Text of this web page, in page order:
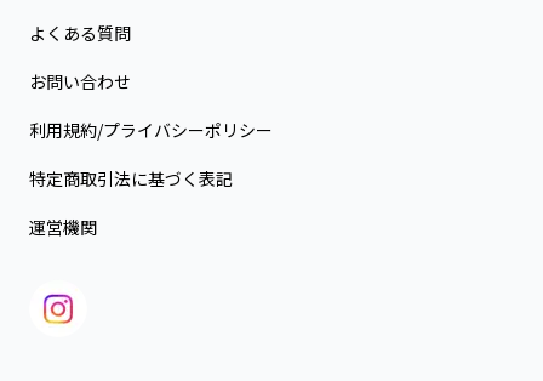
よくある質問
お問い合わせ
利用規約/プライバシーポリシー
特定商取引法に基づく表記
運営機関